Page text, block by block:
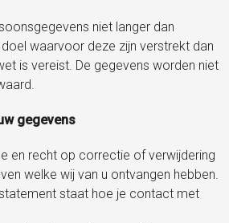
niet langer dan
waarvoor deze zijn verstrekt dan
is vereist. De gegevens worden niet
gegevens
en recht op correctie of verwijdering
welke wij van u ontvangen hebben.
staat hoe je contact met